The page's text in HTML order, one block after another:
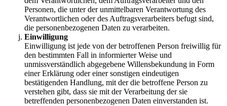
Personen, die unter der unmittelbaren Verantwortung des
Verantwortlichen oder des Auftragsverarbeiters befugt sind,
die personenbezogenen Daten zu verarbeiten.
Einwilligung
Einwilligung ist jede von der betroffenen Person freiwillig für
den bestimmten Fall in informierter Weise und
unmissverständlich abgegebene Willensbekundung in Form
einer Erklärung oder einer sonstigen eindeutigen
bestätigenden Handlung, mit der die betroffene Person zu
verstehen gibt, dass sie mit der Verarbeitung der sie
betreffenden personenbezogenen Daten einverstanden ist.